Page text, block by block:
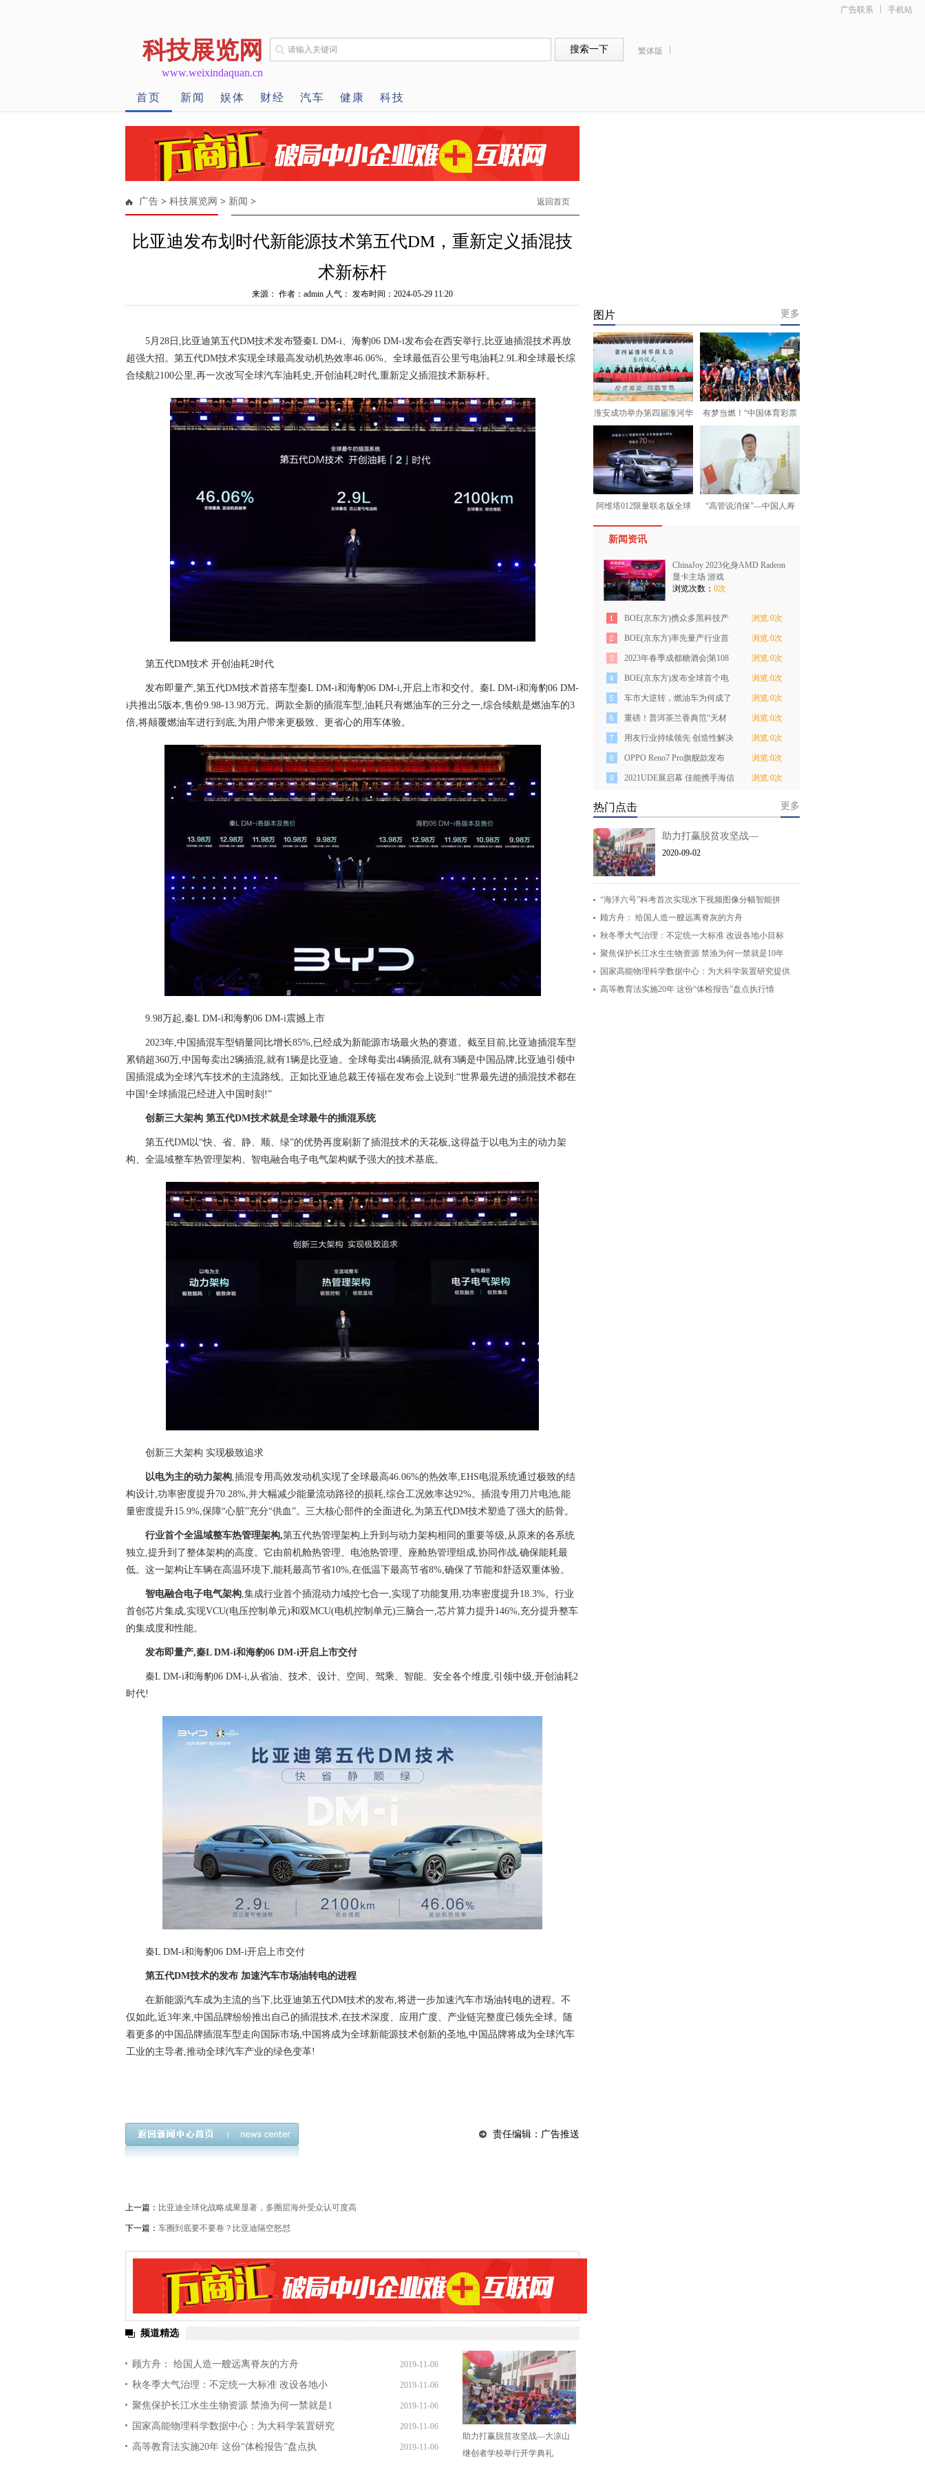
手机站
广告联系
科技展览网
www.weixindaquan.cn
繁体版
首页 新闻 娱体 财经 汽车 健康 科技
广告 > 科技展览网 > 新闻 > 返回首页
比亚迪发布划时代新能源技术第五代DM，重新定义插混技
术新标杆
来源： 作者：admin 人气： 发布时间：2024-05-29 11:20
5月28日,比亚迪第五代DM技术发布暨秦L DM-i、海豹06 DM-i发布会在西安举行,比亚迪插混技术再放
超强大招。第五代DM技术实现全球最高发动机热效率46.06%、全球最低百公里亏电油耗2.9L和全球最长综
合续航2100公里,再一次改写全球汽车油耗史,开创油耗2时代,重新定义插混技术新标杆。
第五代DM技术 开创油耗2时代
发布即量产,第五代DM技术首搭车型秦L DM-i和海豹06 DM-i,开启上市和交付。秦L DM-i和海豹06 DM-
i共推出5版本,售价9.98-13.98万元。两款全新的插混车型,油耗只有燃油车的三分之一,综合续航是燃油车的3
倍,将颠覆燃油车进行到底,为用户带来更极致、更省心的用车体验。
9.98万起,秦L DM-i和海豹06 DM-i震撼上市
2023年,中国插混车型销量同比增长85%,已经成为新能源市场最火热的赛道。截至目前,比亚迪插混车型
累销超360万,中国每卖出2辆插混,就有1辆是比亚迪。全球每卖出4辆插混,就有3辆是中国品牌,比亚迪引领中
国插混成为全球汽车技术的主流路线。正如比亚迪总裁王传福在发布会上说到:“世界最先进的插混技术都在
中国!全球插混已经进入中国时刻!”
创新三大架构 第五代DM技术就是全球最牛的插混系统
第五代DM以“快、省、静、顺、绿”的优势再度刷新了插混技术的天花板,这得益于以电为主的动力架
构、全温域整车热管理架构、智电融合电子电气架构赋予强大的技术基底。
创新三大架构 实现极致追求
以电为主的动力架构,插混专用高效发动机实现了全球最高46.06%的热效率,EHS电混系统通过极致的结
构设计,功率密度提升70.28%,并大幅减少能量流动路径的损耗,综合工况效率达92%。插混专用刀片电池,能
量密度提升15.9%,保障“心脏”充分“供血”。三大核心部件的全面进化,为第五代DM技术塑造了强大的筋骨。
行业首个全温域整车热管理架构,第五代热管理架构上升到与动力架构相同的重要等级,从原来的各系统
独立,提升到了整体架构的高度。它由前机舱热管理、电池热管理、座舱热管理组成,协同作战,确保能耗最
低。这一架构让车辆在高温环境下,能耗最高节省10%,在低温下最高节省8%,确保了节能和舒适双重体验。
智电融合电子电气架构,集成行业首个插混动力域控七合一,实现了功能复用,功率密度提升18.3%。行业
首创芯片集成,实现VCU(电压控制单元)和双MCU(电机控制单元)三脑合一,芯片算力提升146%,充分提升整车
的集成度和性能。
发布即量产,秦L DM-i和海豹06 DM-i开启上市交付
秦L DM-i和海豹06 DM-i,从省油、技术、设计、空间、驾乘、智能、安全各个维度,引领中级,开创油耗2
时代!
秦L DM-i和海豹06 DM-i开启上市交付
第五代DM技术的发布 加速汽车市场油转电的进程
在新能源汽车成为主流的当下,比亚迪第五代DM技术的发布,将进一步加速汽车市场油转电的进程。不
仅如此,近3年来,中国品牌纷纷推出自己的插混技术,在技术深度、应用广度、产业链完整度已领先全球。随
着更多的中国品牌插混车型走向国际市场,中国将成为全球新能源技术创新的圣地,中国品牌将成为全球汽车
工业的主导者,推动全球汽车产业的绿色变革!
责任编辑：广告推送
上一篇： 比亚迪全球化战略成果显著，多圈层海外受众认可度高
下一篇： 车圈到底要不要卷？比亚迪隔空怒怼
频道精选
顾方舟： 给国人造一艘远离脊灰的方舟 2019-11-06
秋冬季大气治理：不定统一大标准 改设各地小 2019-11-06
聚焦保护长江水生生物资源 禁渔为何一禁就是1 2019-11-06
国家高能物理科学数据中心：为大科学装置研究 2019-11-06
高等教育法实施20年 这份“体检报告”盘点执 2019-11-06
助力打赢脱贫攻坚战—大凉山
继创者学校举行开学典礼
图片 更多
淮安成功举办第四届淮河华 有梦当燃！“中国体育彩票
阿维塔012限量联名版全球 “高管说消保”—中国人寿
新闻资讯
ChinaJoy 2023化身AMD Radeon
显卡主场 游戏
浏览次数： 0次
BOE(京东方)携众多黑科技产
品亮相2022服贸
浏览:0次
BOE(京东方)率先量产行业首
款LTPS P0.9玻璃
浏览:0次
2023年春季成都糖酒会|第108
届全国糖酒商品
浏览:0次
BOE(京东方)发布全球首个电
子标签物联网应
浏览:0次
车市大逆转，燃油车为何成了
少数派？
浏览:0次
重磅！普洱茶兰香典范“天材
地宝”全新上市
浏览:0次
用友行业持续领先 创造性解决
行业痛点
浏览:0次
OPPO Reno7 Pro旗舰款发布
京东方主供柔性O
浏览:0次
2021UDE展启幕 佳能携手海信
浏览:0次
热门点击 更多
助力打赢脱贫攻坚战—
2020-09-02
“海洋六号”科考首次实现水下视频图像分幅智能拼
顾方舟： 给国人造一艘远离脊灰的方舟
秋冬季大气治理：不定统一大标准 改设各地小目标
聚焦保护长江水生生物资源 禁渔为何一禁就是10年
国家高能物理科学数据中心：为大科学装置研究提供
高等教育法实施20年 这份“体检报告”盘点执行情